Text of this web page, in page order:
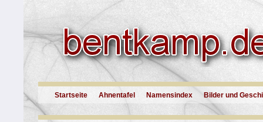
Startseite Ahnentafel Namensindex Bilder und